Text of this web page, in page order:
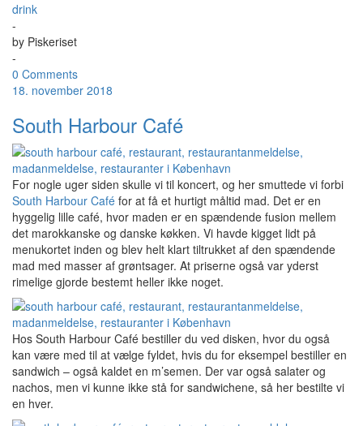
drink
-
by Piskeriset
-
0 Comments
18. november 2018
South Harbour Café
For nogle uger siden skulle vi til koncert, og her smuttede vi forbi
South Harbour Café for at få et hurtigt måltid mad. Det er en
hyggelig lille café, hvor maden er en spændende fusion mellem
det marokkanske og danske køkken. Vi havde kigget lidt på
menukortet inden og blev helt klart tiltrukket af den spændende
mad med masser af grøntsager. At priserne også var yderst
rimelige gjorde bestemt heller ikke noget.
Hos South Harbour Café bestiller du ved disken, hvor du også
kan være med til at vælge fyldet, hvis du for eksempel bestiller en
sandwich – også kaldet en m’semen. Der var også salater og
nachos, men vi kunne ikke stå for sandwichene, så her bestilte vi
en hver.